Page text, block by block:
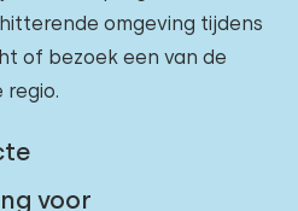
omgeving tijdens
of bezoek een van de
regio.
voor